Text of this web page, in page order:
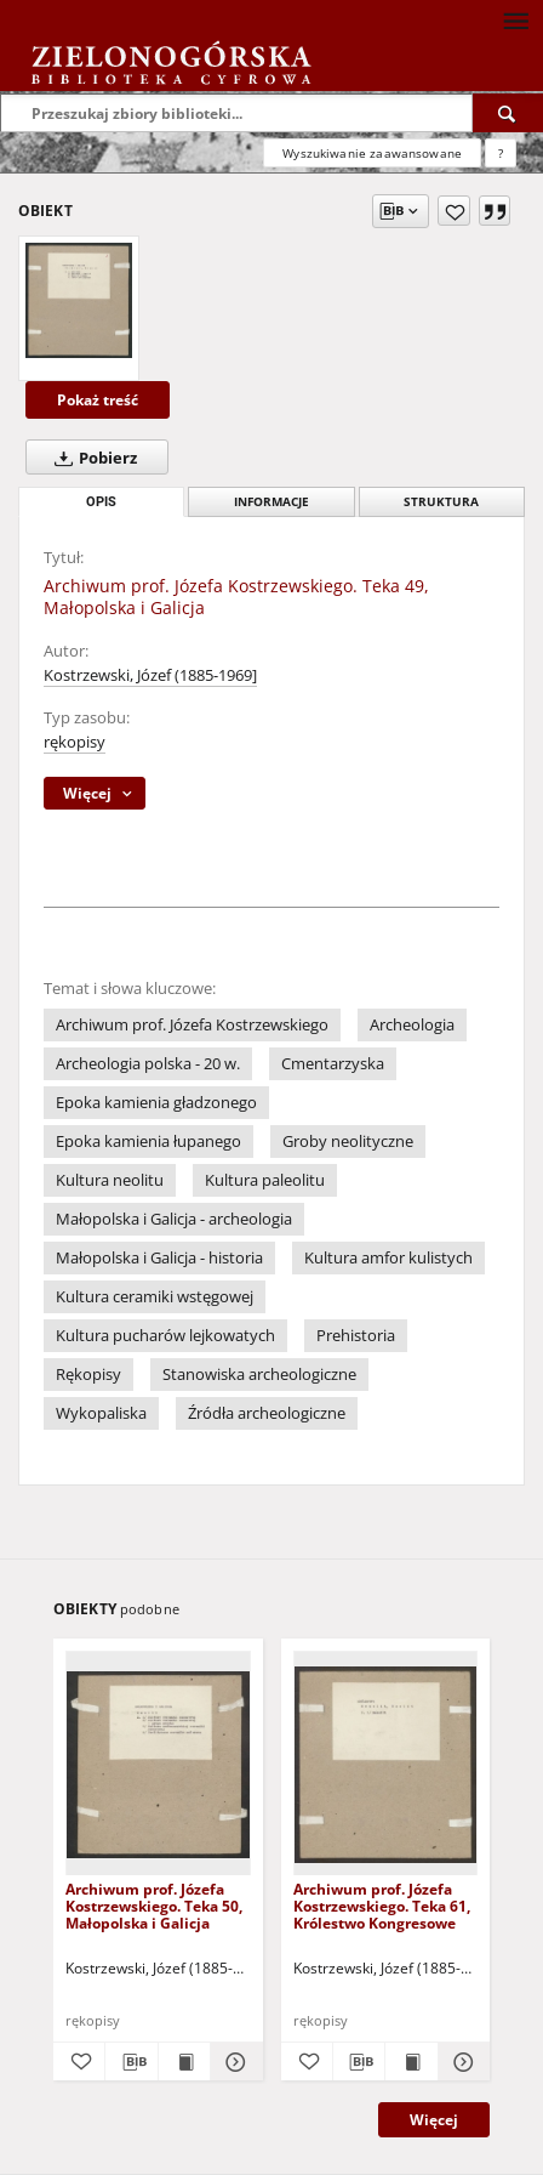
Wyszukiwanie zaawansowane ?
OBIEKT
Pokaż treść
Pobierz
OPIS INFORMACJE STRUKTURA
Tytuł:
Archiwum prof. Józefa Kostrzewskiego. Teka 49,
Małopolska i Galicja
Autor:
Kostrzewski, Józef (1885-1969]
Typ zasobu:
rękopisy
Więcej
Temat i słowa kluczowe:
Archiwum prof. Józefa Kostrzewskiego
Archeologia
Archeologia polska - 20 w.
Cmentarzyska
Epoka kamienia gładzonego
Epoka kamienia łupanego
Groby neolityczne
Kultura neolitu
Kultura paleolitu
Małopolska i Galicja - archeologia
Małopolska i Galicja - historia
Kultura amfor kulistych
Kultura ceramiki wstęgowej
Kultura pucharów lejkowatych
Prehistoria
Rękopisy
Stanowiska archeologiczne
Wykopaliska
Źródła archeologiczne
OBIEKTY podobne
Archiwum prof. Józefa
Kostrzewskiego. Teka 50,
Małopolska i Galicja
Kostrzewski, Józef (1885-1969]
rękopisy
Archiwum prof. Józefa
Kostrzewskiego. Teka 61,
Królestwo Kongresowe
Kostrzewski, Józef (1885-1969]
rękopisy
Więcej